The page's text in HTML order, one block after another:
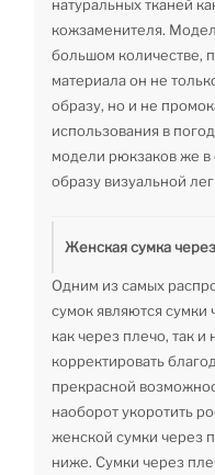
натуральных тканей
кожзаменителя.
большом количестве,
материала он не
образу, но и не
использования в
модели рюкзаков же
образу визуальной
Женская сумка
Одним из самых
сумок являются
как через плечо, так
корректировать
прекрасной
наоборот укоротить
женской сумки через
ниже. Сумки через